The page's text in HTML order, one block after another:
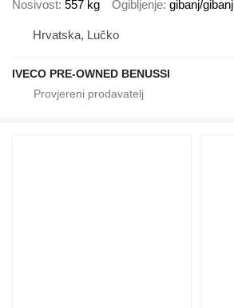
Nosivost 557 kg Ogibljenje gibanj/gibanj
Hrvatska, Lučko
IVECO PRE-OWNED BENUSSI